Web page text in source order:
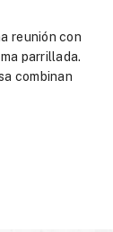
reunión con
parrillada.
combinan